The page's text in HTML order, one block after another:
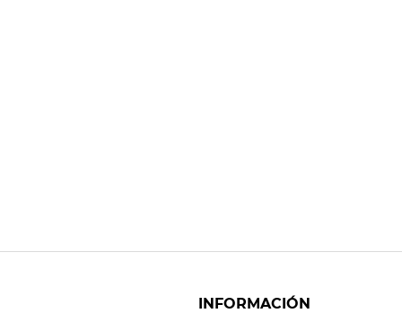
INFORMACIÓN